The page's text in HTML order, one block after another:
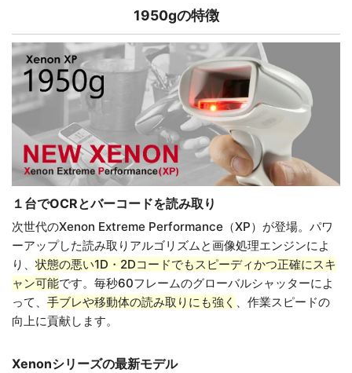
1950gの特徴
１台でOCRとバーコードを読み取り
次世代のXenon Extreme Performance（XP）が登場。パワ
ーアップした読み取りアルゴリズムと画像処理エンジンによ
り、 状態の悪い1D・2Dコードでもスピーディかつ正確にスキ
ャン可能です。毎秒60フレームのグローバルシャッターによ
って、 手ブレや移動体の読み取りにも強く 、作業スピードの
向上に貢献します。
Xenonシリーズの最新モデル